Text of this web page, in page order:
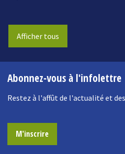
Afficher tous
Abonnez-vous à l'infolettre
Restez à l'affût de l'actualité et
M'inscrire